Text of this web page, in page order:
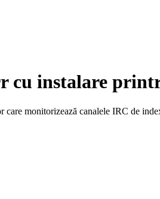
cu instalare
care monitorizează canalele IRC de